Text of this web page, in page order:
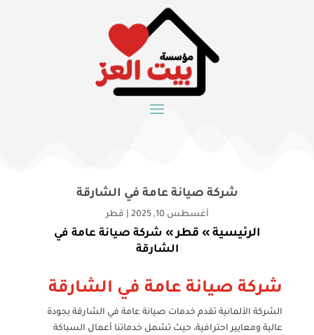
شركة صيانة عامة في الشارقة
أغسطس 10, 2025 قطر
الرئيسية » قطر» شركة صيانة عامة في
الشارقة
شركة صيانة عامة في الشارقة
الشركة الألمانية تقدم خدمات صيانة عامة في الشارقة بجودة
عالية ومعايير احترافية، حيث تشمل خدماتنا أعمال السباكة